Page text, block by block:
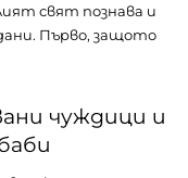
свят познава и
Първо, защото
чуждици и